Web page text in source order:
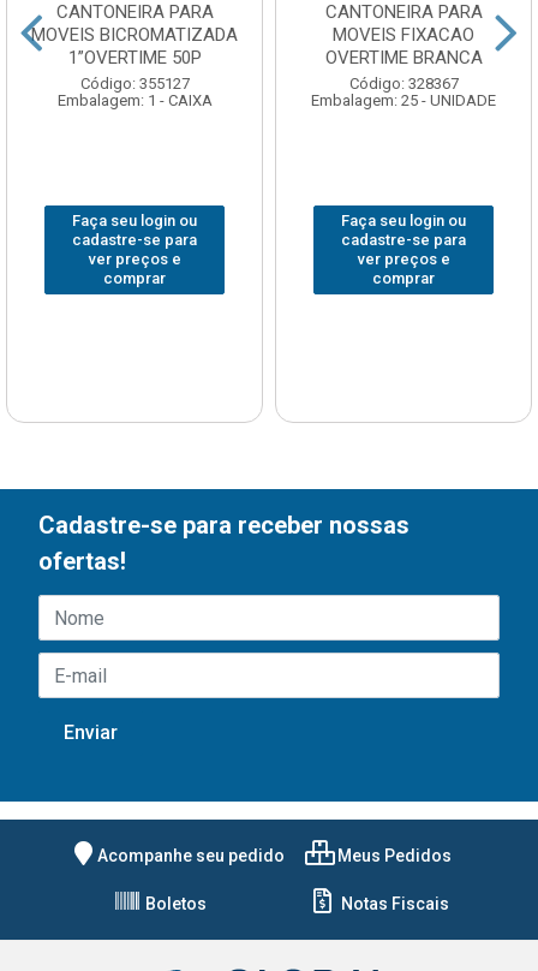
CANTONEIRA PARA
MOVEIS BICROMATIZADA
1”OVERTIME 50P
Código: 355127
Embalagem: 1 - CAIXA
Faça seu login ou
cadastre-se para
ver preços e
comprar
CANTONEIRA PARA
MOVEIS FIXACAO
OVERTIME BRANCA
Código: 328367
Embalagem: 25 - UNIDADE
Faça seu login ou
cadastre-se para
ver preços e
comprar
Cadastre-se para receber nossas
ofertas!
Acompanhe seu pedido Meus Pedidos
Boletos Notas Fiscais